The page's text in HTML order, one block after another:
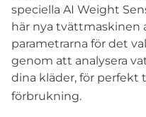
speciella AI Weight
här nya tvättmaskinen
parametrarna för det
genom att analysera
dina kläder, för
förbrukning.